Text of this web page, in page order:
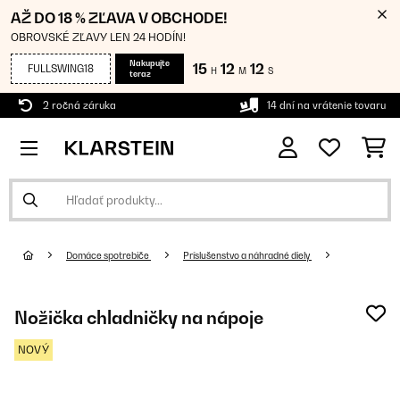
AŽ DO 18 % ZĽAVA V OBCHODE!
OBROVSKÉ ZĽAVY LEN 24 HODÍN!
FULLSWING18
Nakupujte
teraz
15 H 12 M 11 S
2 ročná záruka 14 dní na vrátenie tovaru
Domáce spotrebiče Príslušenstvo a náhradné diely
Nožička chladničky na nápoje
NOVÝ